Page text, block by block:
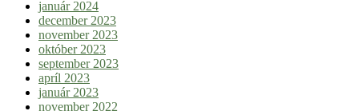
január 2024
december 2023
november 2023
október 2023
september 2023
apríl 2023
január 2023
november 2022